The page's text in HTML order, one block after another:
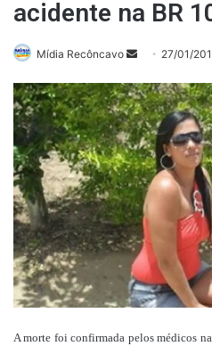
acidente na BR
Mídia Recôncavo
Mande
e-
mail
27/01/
A morte foi confirmada pelos médicos